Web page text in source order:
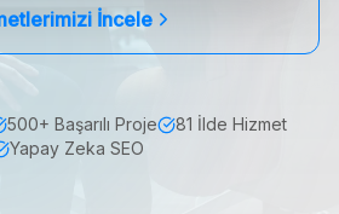
İncele
500+ Başarılı Proje
81 İlde Hizmet
Yapay Zeka SEO